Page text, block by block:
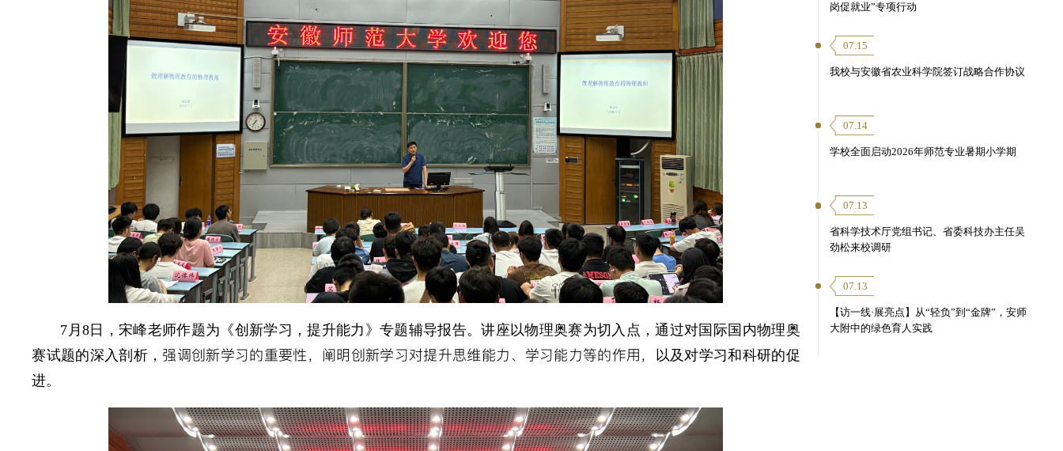
7月8日，宋峰老师作题为《创新学习，提升能力》专题辅导报告。讲座以物理奥赛为切入点，通过对国际国内物理奥
赛试题的深入剖析， 强调创新学习的重要性， 阐明创新学习对提升思维能力、学习能力等的作用，
以及对学习和科研的促
进。
岗促就业”专项行动
07.15
我校与安徽省农业科学院签订战略合作协议
07.14
学校全面启动2026年师范专业暑期小学期
07.13
省科学技术厅党组书记、省委科技办主任吴
劲松来校调研
07.13
【访一线·展亮点】从“轻负”到“金牌”，安师
大附中的绿色育人实践